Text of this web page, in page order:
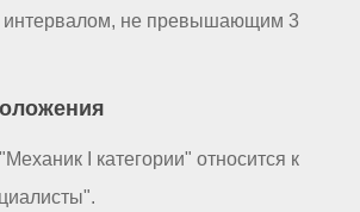
интервалом, не превышающим 3
I категории" относится к